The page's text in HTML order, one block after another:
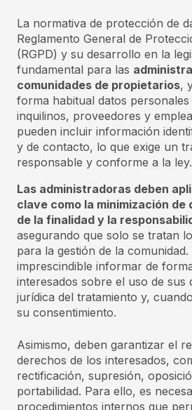
La normativa de protección de
Reglamento General de
(RGPD) y su desarrollo en la
fundamental para las
comunidades de propietarios,
forma habitual datos
inquilinos, proveedores y
pueden incluir información
y de contacto, lo que exige un
responsable y conforme a la ley.
Las administradoras deben
clave como la minimización de
de la finalidad y la
asegurando que solo se tratan
para la gestión de la comunidad.
imprescindible informar de
interesados sobre el uso de sus
jurídica del tratamiento y,
su consentimiento.
Asimismo, deben garantizar el
derechos de los interesados,
rectificación, supresión,
portabilidad. Para ello, es
procedimientos internos que